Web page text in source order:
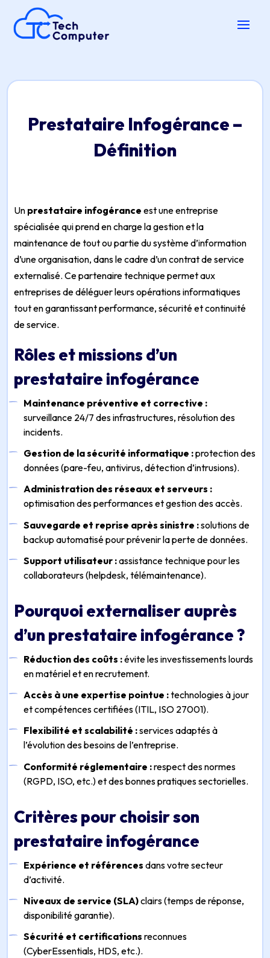
Prestataire Infogérance –
Définition
Un prestataire infogérance est une entreprise
spécialisée qui prend en charge la gestion et la
maintenance de tout ou partie du système d’information
d’une organisation, dans le cadre d’un contrat de service
externalisé. Ce partenaire technique permet aux
entreprises de déléguer leurs opérations informatiques
tout en garantissant performance, sécurité et continuité
de service.
Rôles et missions d’un
prestataire infogérance
Maintenance préventive et corrective :
surveillance 24/7 des infrastructures, résolution des
incidents.
Gestion de la sécurité informatique :protection des
données (pare-feu, antivirus, détection d’intrusions).
Administration des réseaux et serveurs :
optimisation des performances et gestion des accès.
Sauvegarde et reprise après sinistre :solutions de
backup automatisé pour prévenir la perte de données.
Support utilisateur :assistance technique pour les
collaborateurs (helpdesk, télémaintenance).
Pourquoi externaliser auprès
d’un prestataire infogérance ?
Réduction des coûts :évite les investissements lourds
en matériel et en recrutement.
Accès à une expertise pointue :technologies à jour
et compétences certifiées (ITIL, ISO 27001).
Flexibilité et scalabilité :services adaptés à
l’évolution des besoins de l’entreprise.
Conformité réglementaire :respect des normes
(RGPD, ISO, etc.) et des bonnes pratiques sectorielles.
Critères pour choisir son
prestataire infogérance
Expérience et références dans votre secteur
d’activité.
Niveaux de service (SLA)clairs (temps de réponse,
disponibilité garantie).
Sécurité et certifications reconnues
(CyberEssentials, HDS, etc.).